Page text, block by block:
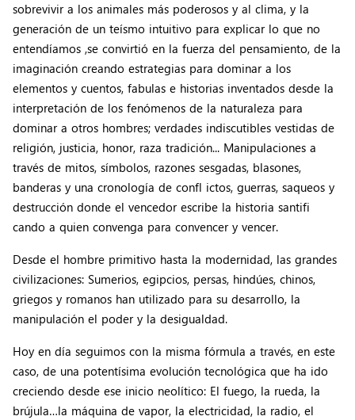
sobrevivir a los animales más poderosos y al clima, y la
generación de un teísmo intuitivo para explicar lo que no
entendíamos ,se convirtió en la fuerza del pensamiento, de la
imaginación creando estrategias para dominar a los
elementos y cuentos, fabulas e historias inventados desde la
interpretación de los fenómenos de la naturaleza para
dominar a otros hombres; verdades indiscutibles vestidas de
religión, justicia, honor, raza tradición... Manipulaciones a
través de mitos, símbolos, razones sesgadas, blasones,
banderas y una cronología de confl ictos, guerras, saqueos y
destrucción donde el vencedor escribe la historia santifi
cando a quien convenga para convencer y vencer.
Desde el hombre primitivo hasta la modernidad, las grandes
civilizaciones: Sumerios, egipcios, persas, hindúes, chinos,
griegos y romanos han utilizado para su desarrollo, la
manipulación el poder y la desigualdad.
Hoy en día seguimos con la misma fórmula a través, en este
caso, de una potentísima evolución tecnológica que ha ido
creciendo desde ese inicio neolítico: El fuego, la rueda, la
brújula…la máquina de vapor, la electricidad, la radio, el